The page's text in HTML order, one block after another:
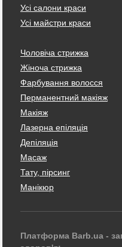
Усі салони краси
Усі майстри краси
Чоловіча стрижка
Жіноча стрижка
Фарбування волосся
Перманентний макіяж
Макіяж
Лазерна епіляція
Депіляція
Масаж
Тату, пірсинг
Манікюр
Платформа Barb.ua -